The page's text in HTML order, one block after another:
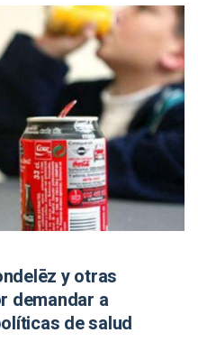
y otras
demandar a
de salud